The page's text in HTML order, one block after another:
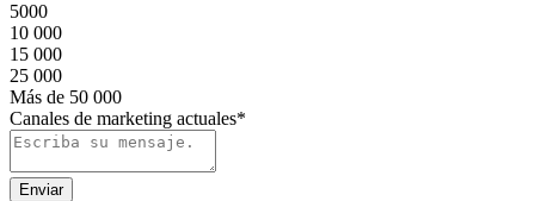
5000
10 000
15 000
25 000
Más de 50 000
Canales de marketing actuales*